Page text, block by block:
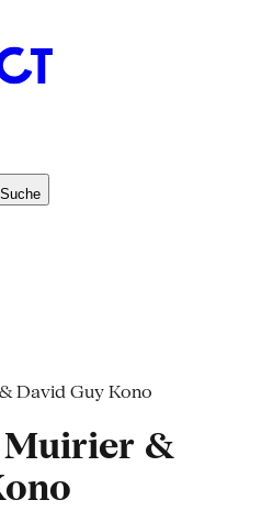
Suche
David Guy Kono
Muirier &